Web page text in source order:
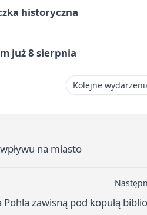
historyczna
już 8 sierpnia
Kolejne
na miasto
zawisną pod kopułą